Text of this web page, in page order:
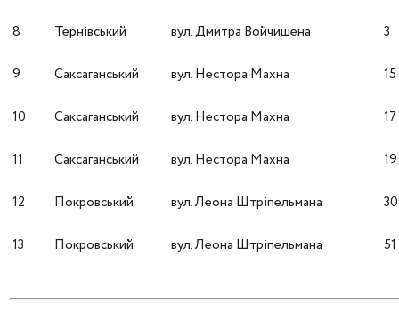
8 Тернівський вул. Дмитра Войчишена 3
9 Саксаганський вул. Нестора Махна 15
10 Саксаганський вул. Нестора Махна 17
11 Саксаганський вул. Нестора Махна 19
12 Покровський вул. Леона Штріпельмана 30
13 Покровський вул. Леона Штріпельмана 51